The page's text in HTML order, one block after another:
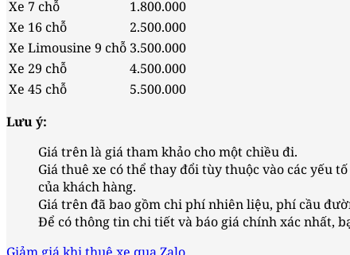
Xe 7 chỗ
1.800.000
Xe 16 chỗ
2.500.000
Xe Limousine 9 chỗ 3.500.000
Xe 29 chỗ
4.500.000
Xe 45 chỗ
5.500.000
Lưu ý:
Giá trên là giá tham khảo cho một chiều đi.
Giá thuê xe có thể thay đổi tùy thuộc vào các yếu
của khách hàng.
Giá trên đã bao gồm chi phí nhiên liệu, phí cầu
Để có thông tin chi tiết và báo giá chính xác nhất,